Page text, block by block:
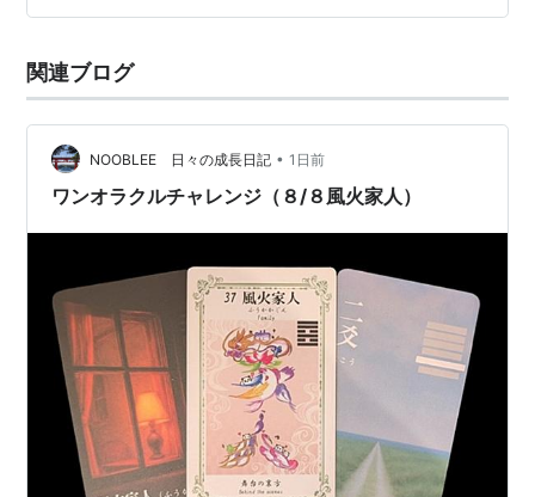
とは？★ 「ワンオラクル」というタロットカード…
関連ブログ
NOOBLEE 日々の成長日記 • 1日前
ワンオラクルチャレンジ（８/８風火家人）